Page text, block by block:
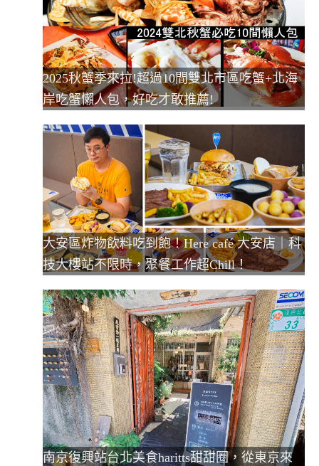
2025秋蟹季來拉!超過10間雙北市區吃蟹+北海
岸吃蟹懶人包，好吃才敢推薦!
大安區炸物飲料吃到飽！Here café 大安店｜科
技大樓站不限時，聚餐工作超Chill！
南京復興站台北美食haritts甜甜圈，從東京來